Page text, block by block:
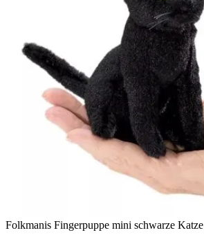
Folkmanis Fingerpuppe mini schwarze Katze